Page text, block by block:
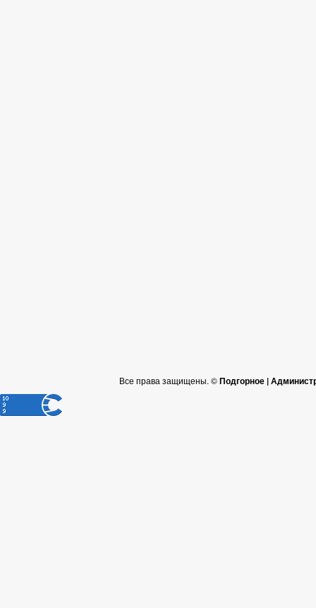
Все права защищены. ©Подгорное |